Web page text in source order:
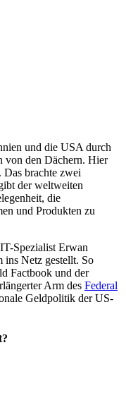
und die USA durch
von den Dächern. Hier
brachte zwei
der weltweiten
die
und Produkten zu
Spezialist Erwan
ins Netz gestellt. So
Factbook und der
Arm des Federal
Geldpolitik der US-